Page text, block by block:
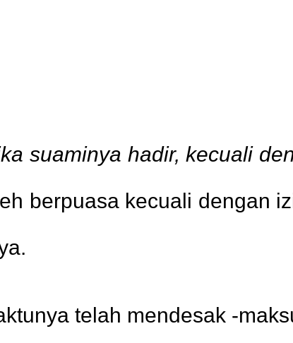
suaminya hadir, kecuali
berpuasa kecuali dengan
telah mendesak -